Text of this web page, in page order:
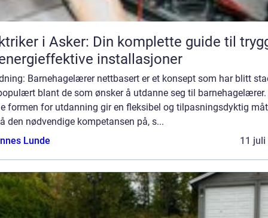
i Asker: Din komplette guide til
installasjoner
Barnehagelærer nettbasert er et konsept som har blitt
blant de som ønsker å utdanne seg til barnehagelærer.
formen for utdanning gir en fleksibel og tilpasningsdyktig
den nødvendige kompetansen på, s...
Lunde
11 juli